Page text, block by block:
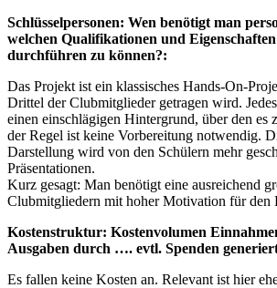
Schlüsselpersonen: Wen benötigt man
welchen Qualifikationen und
durchführen zu können?:
Das Projekt ist ein klassisches Hands-On-
Drittel der Clubmitglieder getragen wird.
einen einschlägigen Hintergrund, über den es
der Regel ist keine Vorbereitung notwendig.
Darstellung wird von den Schülern mehr
Präsentationen.
Kurz gesagt: Man benötigt eine ausreichend
Clubmitgliedern mit hoher Motivation für den
Kostenstruktur: Kostenvolumen
Ausgaben durch …. evtl. Spenden
Es fallen keine Kosten an. Relevant ist hier